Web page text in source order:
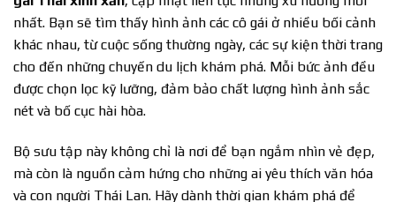
nhất. Bạn sẽ tìm thấy hình ảnh các cô gái ở nhiều bối cảnh
khác nhau, từ cuộc sống thường ngày, các sự kiện thời trang
cho đến những chuyến du lịch khám phá. Mỗi bức ảnh đều
được chọn lọc kỹ lưỡng, đảm bảo chất lượng hình ảnh sắc
nét và bố cục hài hòa.
Bộ sưu tập này không chỉ là nơi để bạn ngắm nhìn vẻ đẹp,
mà còn là nguồn cảm hứng cho những ai yêu thích văn hóa
và con người Thái Lan. Hãy dành thời gian khám phá để